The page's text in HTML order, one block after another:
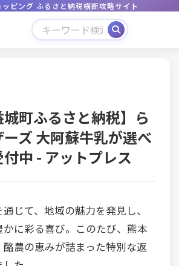
ピング ふるさと納税横断攻略サイト
城町ふるさと納税】ら
ズ 大阿蘇牛乳が選べ
中 - アットプレス
じて、地域の魅力を発見し、
かに彩る喜び。このたび、熊本
農の恵みが詰まった特別な返